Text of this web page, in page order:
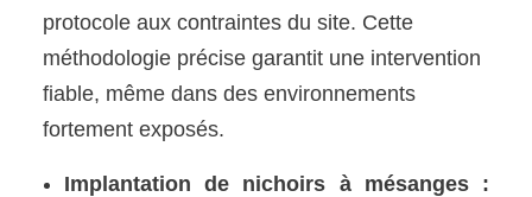
protocole aux contraintes du site. Cette
méthodologie précise garantit une intervention
fiable, même dans des environnements
fortement exposés.
Implantation de nichoirs à mésanges :